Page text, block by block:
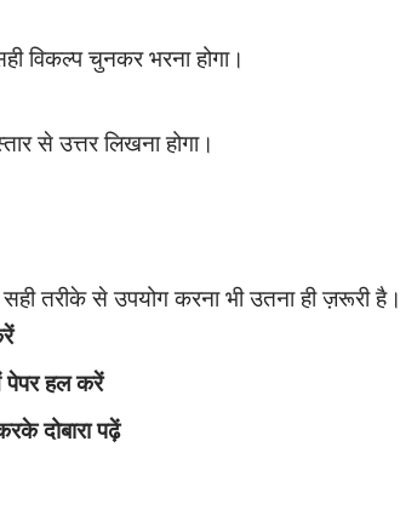
विकल्प चुनकर भरना होगा।
से उत्तर लिखना होगा।
तरीके से उपयोग करना भी उतना ही ज़रूरी है।
पेपर हल करें
दोबारा पढ़ें